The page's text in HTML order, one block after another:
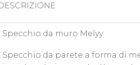
Specchio da muro Melyy
Specchio da parete a forma di